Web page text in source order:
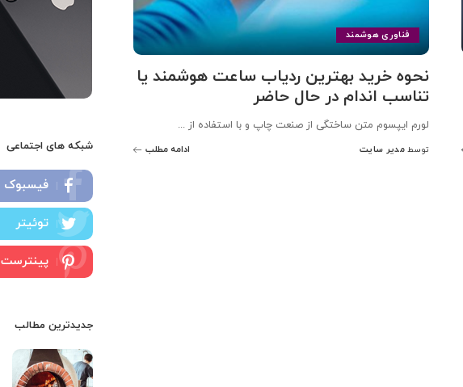
فناوری هوشمند
نحوه خرید بهترین ردیاب ساعت هوشمند یا
تناسب اندام در حال حاضر
لورم ایپسوم متن ساختگی از صنعت چاپ و با استفاده از ...
توسط مدیر سایت ادامه مطلب شبکه های اجتماعی
فیسبوک
توئیتر
پینترست
جدیدترین مطالب